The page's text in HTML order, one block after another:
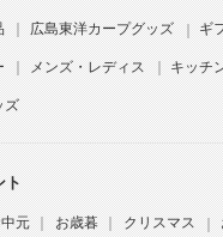
広島東洋カープグッズ ギ
メンズ・レディス キッチ
ズ
ト
元 お歳暮 クリスマス